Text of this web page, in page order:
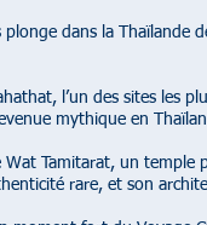
dans la Thaïlande
l’un des sites les
mythique en
Wat Tamitarat, un temple
rare, et son